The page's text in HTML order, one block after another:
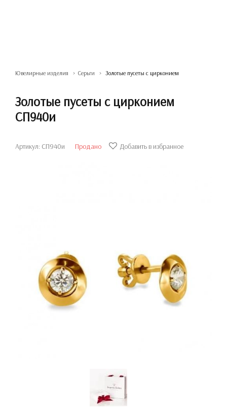
Ювелирные изделия Серьги Золотые пусеты с цирконием
Золотые пусеты с цирконием
СП940и
Артикул: СП940и Продано Добавить в избранное